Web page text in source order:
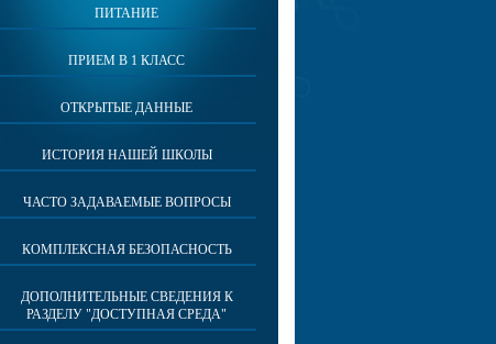
ПИТАНИЕ
ПРИЕМ В 1 КЛАСС
ОТКРЫТЫЕ ДАННЫЕ
ИСТОРИЯ НАШЕЙ ШКОЛЫ
ЧАСТО ЗАДАВАЕМЫЕ ВОПРОСЫ
КОМПЛЕКСНАЯ БЕЗОПАСНОСТЬ
ДОПОЛНИТЕЛЬНЫЕ СВЕДЕНИЯ К
РАЗДЕЛУ "ДОСТУПНАЯ СРЕДА"